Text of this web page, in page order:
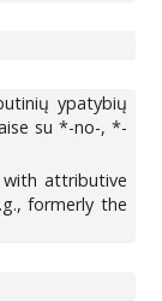
ypatybių
su *-no-, *-
attributive
formerly the